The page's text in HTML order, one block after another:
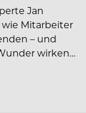
Jan
Mitarbeiter
– und
wirken…